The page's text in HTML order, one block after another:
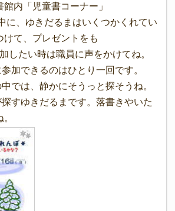
内「児童書コーナー」
に、ゆきだるまはいくつかくれてい
けて、プレゼントをも
たい時は職員に声をかけてね。
きるのはひとり一回です。
、静かにそうっと探そうね。
きだるまです。落書きやいた